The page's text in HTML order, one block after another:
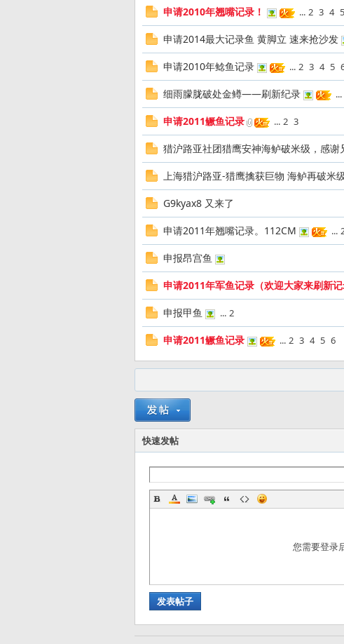
友
—
申请2010年翘嘴记录！ ... 2 3 4 5
申请2014最大记录鱼 黄脚立 速来抢沙发
申请2010年鲶鱼记录 ... 2 3 4 5
细雨朦胧破处金鳟——刷新纪录 ...
申请2011鳜鱼记录 ... 2 3
猎沪路亚社团猎鹰安神海鲈破米级，感谢
上海猎沪路亚-猎鹰擒获巨物 海鲈再破米
G9kyax8 又来了
申请2011年翘嘴记录。112CM ...
申报昂宫鱼
申请2011年军鱼记录（欢迎大家来刷新记
申报甲鱼 ... 2
申请2011鳜鱼记录 ... 2 3 4 5 6
快速发帖
您需要登录
发表帖子